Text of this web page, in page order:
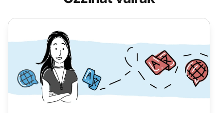
Kā uzlabot savu klientu pieredzi ar daudzvalodu klientu